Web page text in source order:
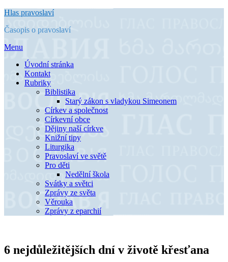
Přejít
obsahu
Hlas pravoslaví
Časopis o pravoslaví
Menu
Úvodní stránka
Kontakt
Rubriky
Biblistika
Starý zákon s vladykou Simeonem
Církev a společnost
Církevní obce
Dějiny naší církve
Knižní tipy
Liturgika
Pravoslaví ve světě
Pro děti
Nedělní škola
Svátky a světci
Zprávy ze světa
Věrouka
Zprávy z eparchií
6 nejdůležitějších dní v životě křesťana